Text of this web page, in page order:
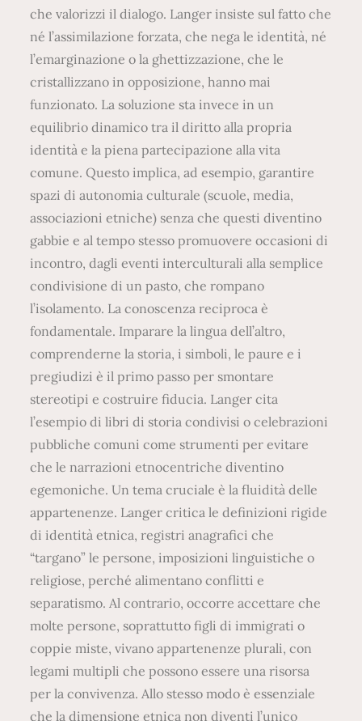
che valorizzi il dialogo. Langer insiste sul fatto che
né l’assimilazione forzata, che nega le identità, né
l’emarginazione o la ghettizzazione, che le
cristallizzano in opposizione, hanno mai
funzionato. La soluzione sta invece in un
equilibrio dinamico tra il diritto alla propria
identità e la piena partecipazione alla vita
comune. Questo implica, ad esempio, garantire
spazi di autonomia culturale (scuole, media,
associazioni etniche) senza che questi diventino
gabbie e al tempo stesso promuovere occasioni di
incontro, dagli eventi interculturali alla semplice
condivisione di un pasto, che rompano
l’isolamento. La conoscenza reciproca è
fondamentale. Imparare la lingua dell’altro,
comprenderne la storia, i simboli, le paure e i
pregiudizi è il primo passo per smontare
stereotipi e costruire fiducia. Langer cita
l’esempio di libri di storia condivisi o celebrazioni
pubbliche comuni come strumenti per evitare
che le narrazioni etnocentriche diventino
egemoniche. Un tema cruciale è la fluidità delle
appartenenze. Langer critica le definizioni rigide
di identità etnica, registri anagrafici che
“targano” le persone, imposizioni linguistiche o
religiose, perché alimentano conflitti e
separatismo. Al contrario, occorre accettare che
molte persone, soprattutto figli di immigrati o
coppie miste, vivano appartenenze plurali, con
legami multipli che possono essere una risorsa
per la convivenza. Allo stesso modo è essenziale
che la dimensione etnica non diventi l’unico